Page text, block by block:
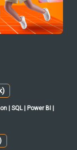
| SQL | Power BI |